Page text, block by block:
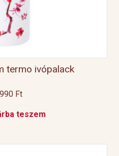
termo ivópalack
Ft
teszem